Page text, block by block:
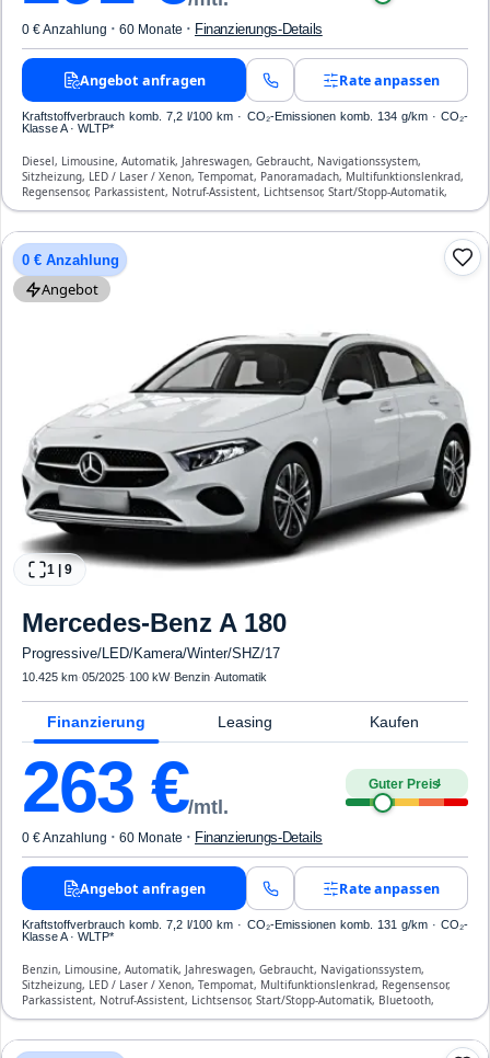
0 € Anzahlung · 60 Monate · Finanzierungs-Details
Angebot anfragen Rate anpassen
Kraftstoffverbrauch komb. 7,2 l/100 km · CO₂-Emissionen komb. 134 g/km · CO₂-
Klasse A · WLTP*
Diesel, Limousine, Automatik, Jahreswagen, Gebraucht, Navigationssystem,
Sitzheizung, LED / Laser / Xenon, Tempomat, Panoramadach, Multifunktionslenkrad,
Regensensor, Parkassistent, Notruf-Assistent, Lichtsensor, Start/Stopp-Automatik,
Bluetooth, Freisprecheinrichtung, Verkehrszeichen-Erkennung, ESP, ABS,
0 € Anzahlung
Angebot
1 9
Mercedes-Benz A 180
Progressive/LED/Kamera/Winter/SHZ/17
10.425 km·05/2025· 100 kW· Benzin·Automatik
Finanzierung Leasing Kaufen
263 €/mtl.
Guter Preis4
0 € Anzahlung · 60 Monate · Finanzierungs-Details
Angebot anfragen Rate anpassen
Kraftstoffverbrauch komb. 7,2 l/100 km · CO₂-Emissionen komb. 131 g/km · CO₂-
Klasse A · WLTP*
Benzin, Limousine, Automatik, Jahreswagen, Gebraucht, Navigationssystem,
Sitzheizung, LED / Laser / Xenon, Tempomat, Multifunktionslenkrad, Regensensor,
Parkassistent, Notruf-Assistent, Lichtsensor, Start/Stopp-Automatik, Bluetooth,
Freisprecheinrichtung, Verkehrszeichen-Erkennung, ESP, ABS, Klimatisierung, Front-,